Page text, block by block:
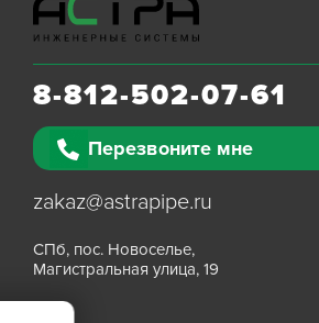
8-812-502-07-61
Перезвоните мне
zakaz@astrapipe.ru
СПб, пос. Новоселье,
Магистральная улица, 19